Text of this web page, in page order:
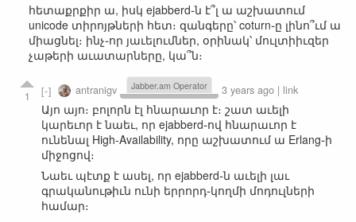
հետաքրքիր ա, իսկ ejabberd֊ն է՞լ ա աշխատում
unicode տիրոյթների հետ։ զանգերը՝ coturn֊ը լինո՞ւմ ա
միացնել։ ինչ֊որ յաւելումներ, օրինակ՝ մուլտիիւզեր
չաթերի աւատարները, կա՞ն։
1 antranigv Jabber.am Operator 3 years ago| link
Այո այո։ բոլորն էլ հնարաւոր է։ շատ աւելի
կարեւոր է նաեւ, որ ejabberd֊ով հնարաւոր է
ունենալ High-Availability, որը աշխատում ա Erlang֊ի
միջոցով։
Նաեւ պէտք է ասել, որ ejabberd֊ն աւելի լաւ
գրականութիւն ունի երրորդ֊կողմի մոդուլների
համար։